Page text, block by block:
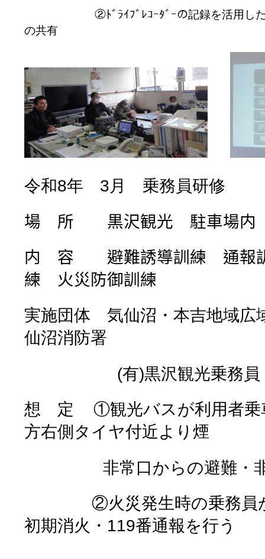
②ﾄﾞﾗｲﾌﾞﾚｺｰﾀﾞｰの記録を活用し
の共有
令和8年 3月 乗務員研修
場 所 黒沢観光 駐車場
内 容 避難誘導訓練 通報
練 火災防御訓練
実施団体 気仙沼・本吉地域
仙沼消防署
(有)黒沢観光乗務員
想 定
①観光バスが利用者乗
方右側タイヤ付近より煙
非常口からの避難・
②火災発生時の乗務員
初期消火・ 119番通報を行う